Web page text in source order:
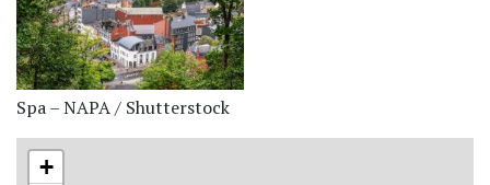
Spa – NAPA / Shutterstock
+